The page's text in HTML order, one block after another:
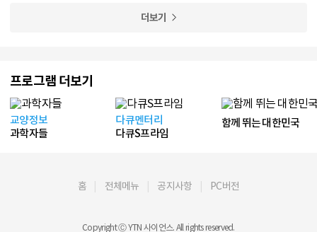
더보기
프로그램 더보기
교양정보
과학자들
다큐멘터리
다큐S프라임
함께 뛰는 대한민국
홈 전체메뉴 공지사항 PC버전
Copyright Ⓒ YTN 사이언스. All rights reserved.